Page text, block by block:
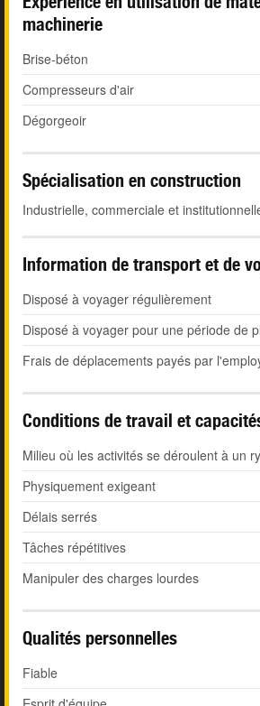
machinerie
Brise-béton
Compresseurs d'air
Dégorgeoir
Spécialisation en construction
Industrielle, commerciale et
Information de transport et de
Disposé à voyager régulièrement
Disposé à voyager pour une période de
Frais de déplacements payés par
Conditions de travail et
Milieu où les activités se déroulent à un
Physiquement exigeant
Délais serrés
Tâches répétitives
Manipuler des charges lourdes
Qualités personnelles
Fiable